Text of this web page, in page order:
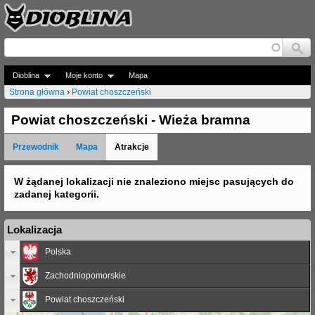
Jump to navigation
Dioblina Moje konto Mapa
J
e
s
e
ś
t
a
Strona główna › Powiat choszczeński
Powiat choszczeński - Wieża bramna
Przewodnik Mapa Atrakcje
W żądanej lokalizacji nie znaleziono miejsc pasujących do
zadanej kategorii.
Lokalizacja
Polska
Zachodniopomorskie
Powiat choszczeński